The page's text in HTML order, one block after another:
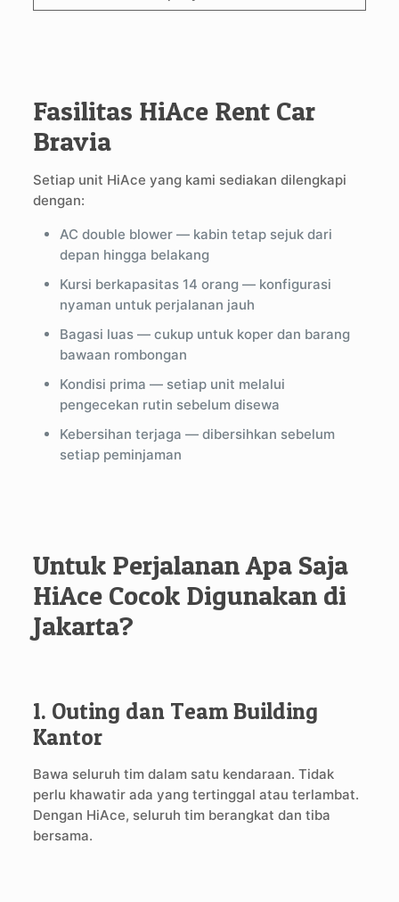
Fasilitas HiAce Rent Car
Bravia
Setiap unit HiAce yang kami sediakan dilengkapi
dengan:
AC double blower — kabin tetap sejuk dari
depan hingga belakang
Kursi berkapasitas 14 orang — konfigurasi
nyaman untuk perjalanan jauh
Bagasi luas — cukup untuk koper dan barang
bawaan rombongan
Kondisi prima — setiap unit melalui
pengecekan rutin sebelum disewa
Kebersihan terjaga — dibersihkan sebelum
setiap peminjaman
Untuk Perjalanan Apa Saja
HiAce Cocok Digunakan di
Jakarta?
1. Outing dan Team Building
Kantor
Bawa seluruh tim dalam satu kendaraan. Tidak
perlu khawatir ada yang tertinggal atau terlambat.
Dengan HiAce, seluruh tim berangkat dan tiba
bersama.